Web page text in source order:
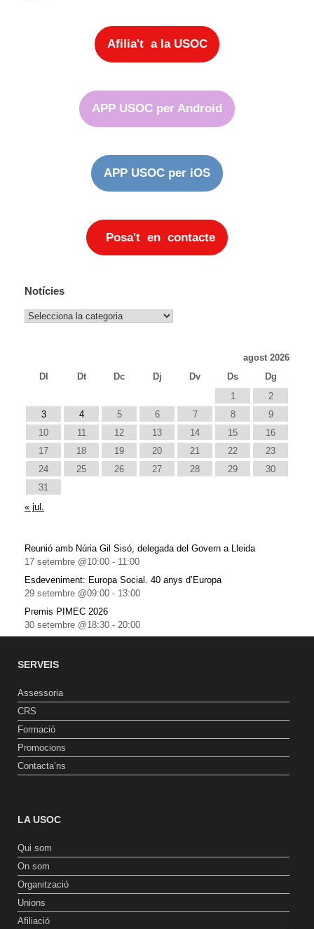
Afilia't a la USOC
APP USOC per Android
APP USOC per iOS
Posa't en contacte
Notícies
Notícies
agost 2026
Dl
Dt Dc Dj Dv Ds
Dg
1
2
3
4 5 6 7 8
9
10
11 12 13 14 15
16
17
18 19 20 21 22
23
24
25 26 27 28 29
30
31
« jul.
Reunió amb Núria Gil Sisó, delegada del Govern a Lleida
17 setembre @10:00 - 11:00
Esdeveniment: Europa Social. 40 anys d’Europa
29 setembre @09:00 - 13:00
Premis PIMEC 2026
30 setembre @18:30 - 20:00
SERVEIS
Assessoria
CRS
Formació
Promocions
Contacta’ns
LA USOC
Qui som
On som
Organització
Unions
Afiliació